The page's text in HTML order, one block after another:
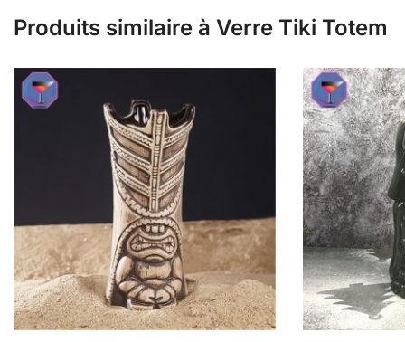
Produits similaire à Verre Tiki Totem